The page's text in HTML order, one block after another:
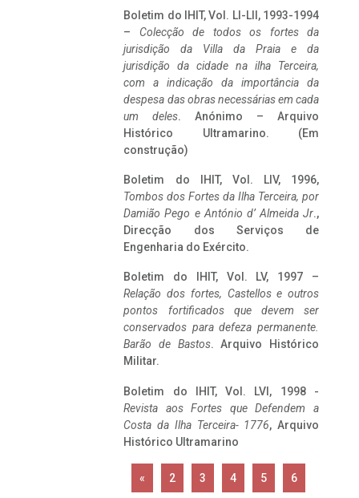
Boletim do IHIT, Vol. LI-LII, 1993-1994
– Colecção de todos os fortes da
jurisdição da Villa da Praia e da
jurisdição da cidade na ilha Terceira,
com a indicação da importância da
despesa das obras necessárias em cada
um deles. Anónimo – Arquivo
Histórico Ultramarino. (Em
construção)
Boletim do IHIT, Vol. LIV, 1996,
Tombos dos Fortes da Ilha Terceira, por
Damião Pego e António d’ Almeida Jr.,
Direcção dos Serviços de
Engenharia do Exército.
Boletim do IHIT, Vol. LV, 1997 –
Relação dos fortes, Castellos e outros
pontos fortificados que devem ser
conservados para defeza permanente.
Barão de Bastos. Arquivo Histórico
Militar.
Boletim do IHIT, Vol. LVI, 1998 -
Revista aos Fortes que Defendem a
Costa da Ilha Terceira- 1776, Arquivo
Histórico Ultramarino
« 2 3 4 5 6